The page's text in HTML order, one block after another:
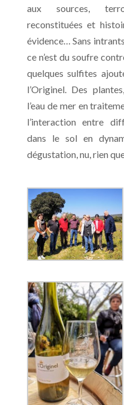
aux sources,
reconstituées et
évidence… Sans
ce n’est du soufre
quelques sulfites
l’Originel. Des
l’eau de mer en
l’interaction entre
dans le sol en
dégustation, nu, rien